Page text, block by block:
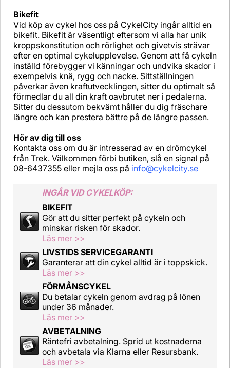
Bikefit
Vid köp av cykel hos oss på CykelCity ingår alltid en
bikefit. Bikefit är väsentligt eftersom vi alla har unik
kroppskonstitution och rörlighet och givetvis strävar
efter en optimal cykelupplevelse. Genom att få cykeln
inställd förebygger vi känningar och undvika skador i
exempelvis knä, rygg och nacke. Sittställningen
påverkar även kraftutvecklingen, sitter du optimalt så
förmedlar du all din kraft oavbrutet ner i pedalerna.
Sitter du dessutom bekvämt håller du dig fräschare
längre och kan prestera bättre på de längre passen.
Hör av dig till oss
Kontakta oss om du är intresserad av en drömcykel
från Trek. Välkommen förbi butiken, slå en signal på
08-6437355 eller mejla oss på info@cykelcity.se
INGÅR VID CYKELKÖP:
BIKEFIT
Gör att du sitter perfekt på cykeln och
minskar risken för skador.
Läs mer >>
LIVSTIDS SERVICEGARANTI
Garanterar att din cykel alltid är i toppskick.
Läs mer >>
FÖRMÅNSCYKEL
Du betalar cykeln genom avdrag på lönen
under 36 månader.
Läs mer >>
AVBETALNING
Räntefri avbetalning. Sprid ut kostnaderna
och avbetala via Klarna eller Resursbank.
Läs mer >>